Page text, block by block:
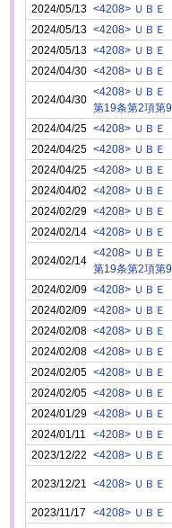
2024/05/13 <4208> ＵＢＥ
2024/05/13 <4208> ＵＢＥ
2024/05/13 <4208> ＵＢＥ
2024/04/30 <4208> ＵＢＥ
2024/04/30
<4208> ＵＢＥ
第19条第2項第
2024/04/25 <4208> ＵＢＥ
2024/04/25 <4208> ＵＢＥ
2024/04/25 <4208> ＵＢＥ
2024/04/02 <4208> ＵＢＥ
2024/02/29 <4208> ＵＢＥ
2024/02/14 <4208> ＵＢＥ
2024/02/14
<4208> ＵＢＥ
第19条第2項第
2024/02/09 <4208> ＵＢＥ
2024/02/09 <4208> ＵＢＥ
2024/02/08 <4208> ＵＢＥ
2024/02/08 <4208> ＵＢＥ
2024/02/05 <4208> ＵＢＥ
2024/02/05 <4208> ＵＢＥ
2024/01/29 <4208> ＵＢＥ
2024/01/11
<4208> ＵＢＥ
2023/12/22 <4208> ＵＢＥ
2023/12/21 <4208> ＵＢＥ
2023/11/17
<4208> ＵＢＥ